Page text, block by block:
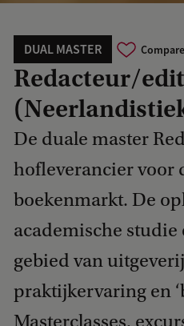
DUAL MASTER
Redacteur/
De duale master
hofleverancier voor
boekenmarkt. De
academische
gebied van
praktijkervaring en
Masterclasses,